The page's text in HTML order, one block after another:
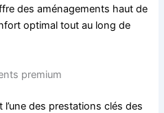
des aménagements haut de
optimal tout au long de
premium
des prestations clés des